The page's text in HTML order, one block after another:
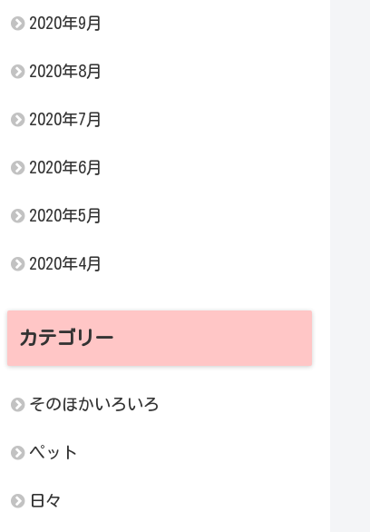
2020年9月
2020年8月
2020年7月
2020年6月
2020年5月
2020年4月
カテゴリー
そのほかいろいろ
ペット
日々